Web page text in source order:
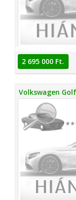
2 695 000 Ft.
Volkswagen